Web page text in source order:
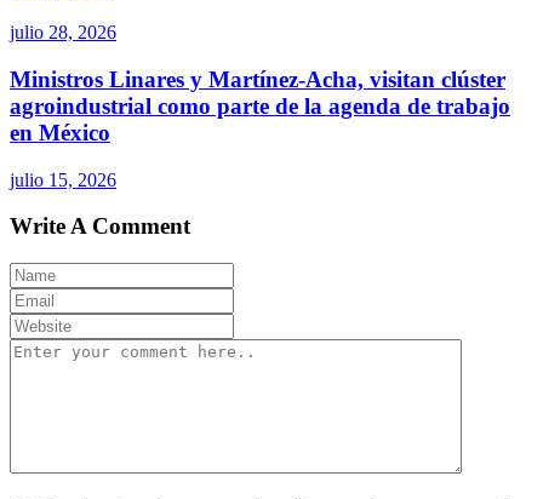
julio 28, 2026
Ministros Linares y Martínez-Acha, visitan clúster
agroindustrial como parte de la agenda de trabajo
en México
julio 15, 2026
Write A Comment